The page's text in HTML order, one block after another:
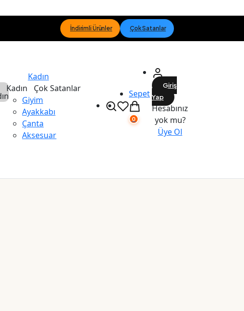
İndirimli Ürünler Çok Satanlar
Kadın
Kadın
Giyim
Ayakkabı
Çanta
Aksesuar
Çok Satanlar
Sepet
0
Giriş
Yap
Hesabınız
yok mu?
Üye Ol